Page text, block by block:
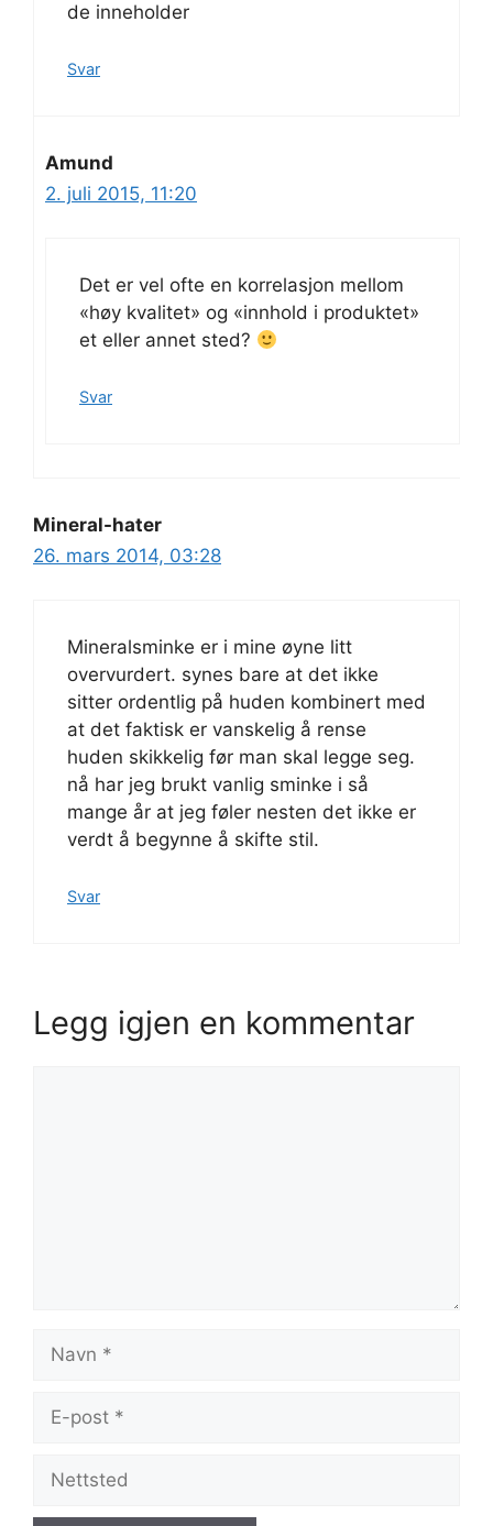
de inneholder
Svar
Amund
2. juli 2015, 11:20
Det er vel ofte en korrelasjon mellom
«høy kvalitet» og «innhold i produktet»
et eller annet sted?
Svar
Mineral-hater
26. mars 2014, 03:28
Mineralsminke er i mine øyne litt
overvurdert. synes bare at det ikke
sitter ordentlig på huden kombinert med
at det faktisk er vanskelig å rense
huden skikkelig før man skal legge seg.
nå har jeg brukt vanlig sminke i så
mange år at jeg føler nesten det ikke er
verdt å begynne å skifte stil.
Svar
Legg igjen en kommentar
Navn
Nettsted